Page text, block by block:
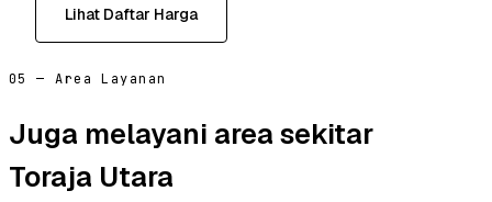
Lihat Daftar Harga
05 — Area Layanan
Juga melayani area sekitar
Toraja Utara